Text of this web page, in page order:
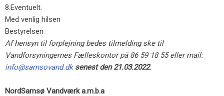
8.​Eventuelt.
Med venlig hilsen
Bestyrelsen
Af hensyn til forplejning bedes tilmelding ske til
Vandforsyningernes Fælleskontor på 86 59 18 55 eller mail:
info@samsovand.dk senest den 21.03.2022.
NordSamsø Vandværk a.m.b.a